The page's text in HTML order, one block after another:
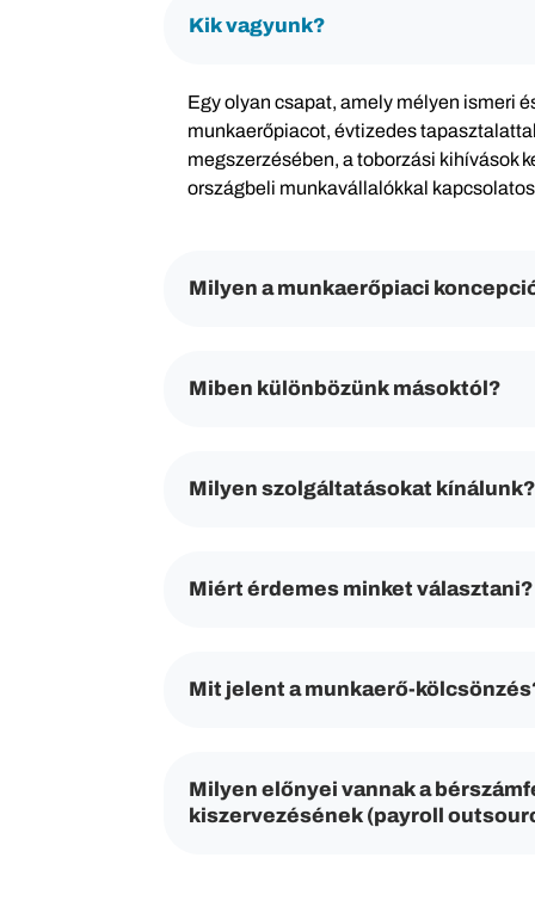
Kik vagyunk?
Egy olyan csapat, amely mélyen ismeri
munkaerőpiacot, évtizedes
megszerzésében, a toborzási kihívások
országbeli munkavállalókkal
Milyen a munkaerőpiaci
Miben különbözünk másoktól?
Milyen szolgáltatásokat kínálunk?
Miért érdemes minket választani?
Mit jelent a munkaerő-
Milyen előnyei vannak a
kiszervezésének (payroll